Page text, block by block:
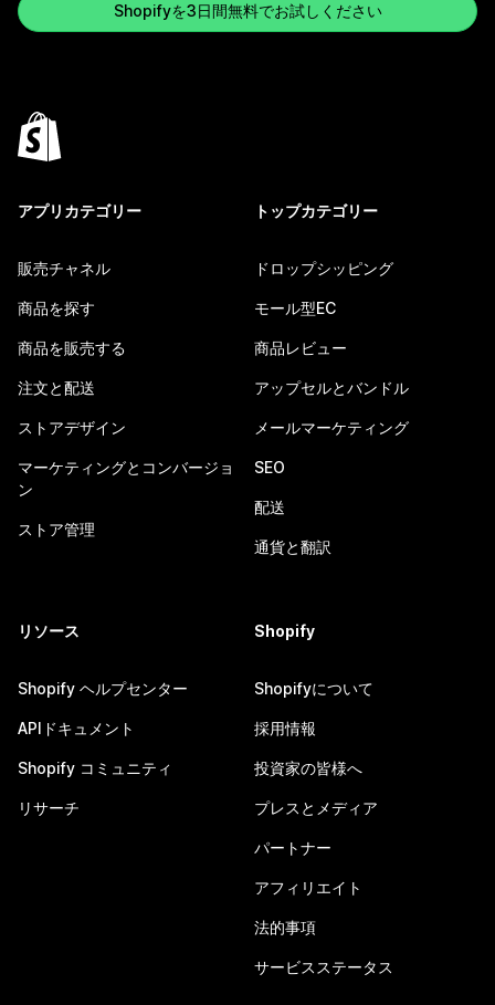
Shopifyを3日間無料でお試しください
アプリカテゴリー
販売チャネル
商品を探す
商品を販売する
注文と配送
ストアデザイン
マーケティングとコンバージョ
ン
ストア管理
トップカテゴリー
ドロップシッピング
モール型EC
商品レビュー
アップセルとバンドル
メールマーケティング
SEO
配送
通貨と翻訳
リソース
Shopify ヘルプセンター
APIドキュメント
Shopify コミュニティ
リサーチ
Shopify
Shopifyについて
採用情報
投資家の皆様へ
プレスとメディア
パートナー
アフィリエイト
法的事項
サービスステータス